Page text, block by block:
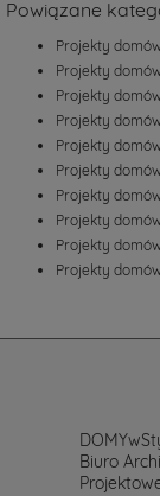
Powiązane
Projekty
Projekty
Projekty
Projekty
Projekty
Projekty
Projekty
Projekty
Projekty
Projekty
Biuro